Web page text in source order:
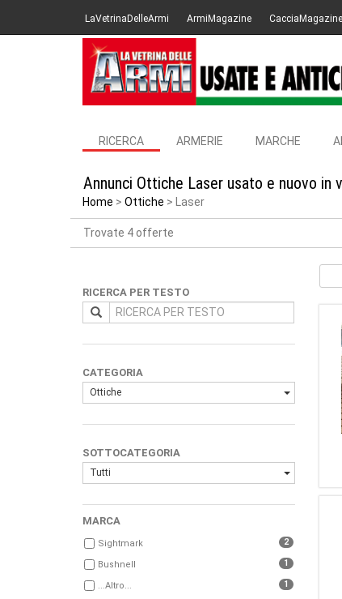
LaVetrinaDelleArmi ArmiMagazine CacciaMagazine
RICERCA ARMERIE MARCHE
Annunci Ottiche Laser usato e nuovo in
Home Ottiche Laser
Trovate 4 offerte
RICERCA PER TESTO
CATEGORIA
Ottiche
SOTTOCATEGORIA
Tutti
MARCA
Sightmark 2
Bushnell 1
...Altro... 1